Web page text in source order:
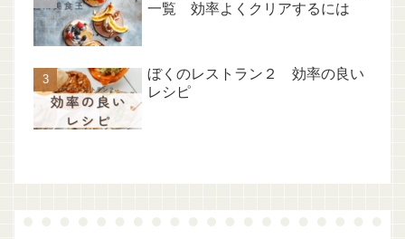
一覧 効率よくクリアするには
ぼくのレストラン２ 効率の良い
レシピ